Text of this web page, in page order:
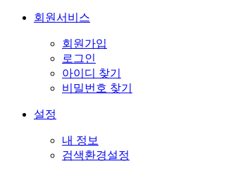
회원서비스
회원가입
로그인
아이디 찾기
비밀번호 찾기
설정
내 정보
검색환경설정